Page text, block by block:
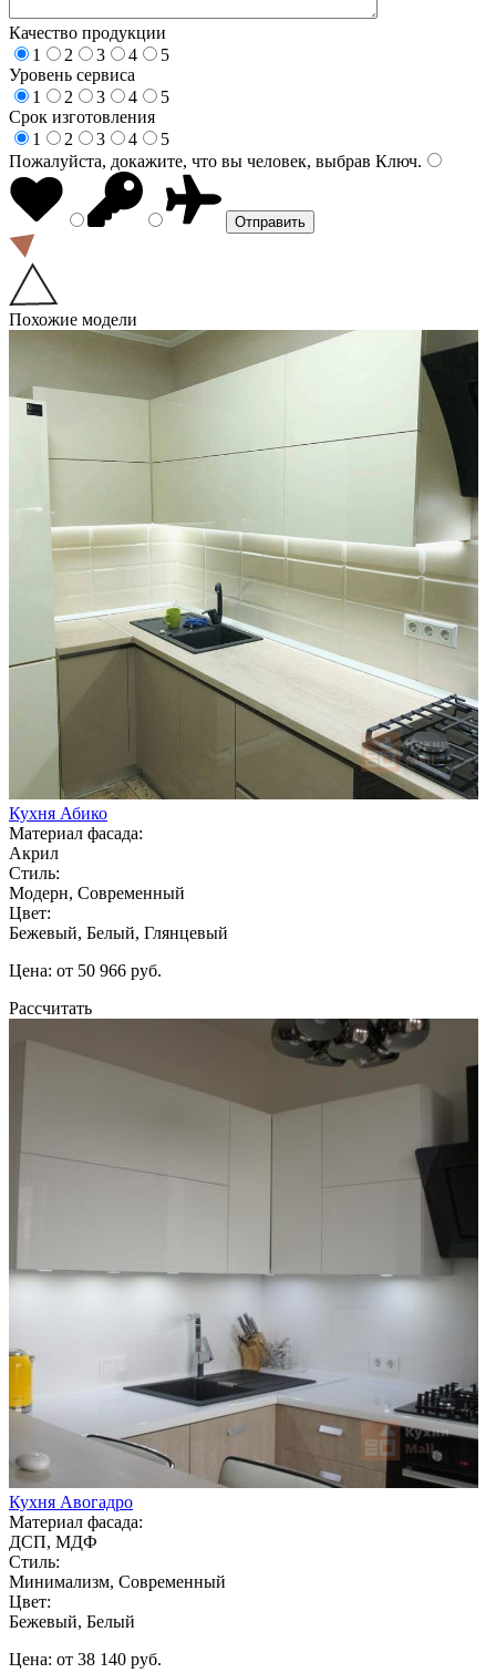
Качество продукции
1
2 3 4
5
Уровень сервиса
1
2 3 4
5
Срок изготовления
1
2 3 4
5
Пожалуйста, докажите, что вы человек, выбрав Ключ.
Похожие модели
Кухня Абико
Материал фасада:
Акрил
Стиль:
Модерн, Современный
Цвет:
Бежевый, Белый, Глянцевый
Цена: от 50 966 руб.
Рассчитать
Кухня Авогадро
Материал фасада:
ДСП, МДФ
Стиль:
Минимализм, Современный
Цвет:
Бежевый, Белый
Цена: от 38 140 руб.